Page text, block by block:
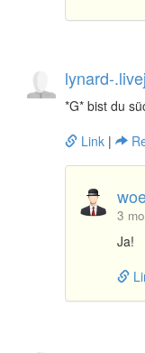
lynard-
*G* bist du
Link |
3
Ja!